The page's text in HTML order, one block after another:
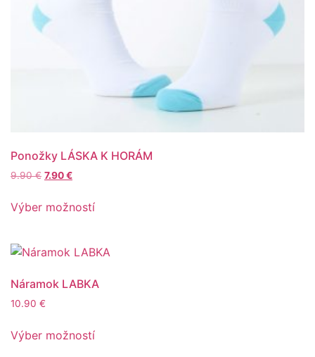
Ponožky LÁSKA K HORÁM
9.90€ 7.90€
Výber možností
Náramok LABKA
10.90 €
Výber možností